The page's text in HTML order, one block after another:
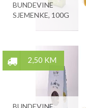
BUNDEVINE
SJEMENKE, 100G
2,50 KM